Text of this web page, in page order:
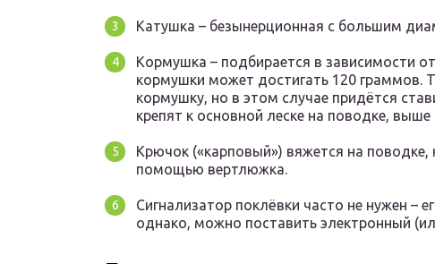
Катушка – безынерционная с большим
Кормушка – подбирается в зависимости
кормушки может достигать 120 граммов.
кормушку, но в этом случае придётся
крепят к основной леске на поводке, выше
Крючок («карповый») вяжется на поводке,
помощью вертлюжка.
Сигнализатор поклёвки часто не нужен –
однако, можно поставить электронный